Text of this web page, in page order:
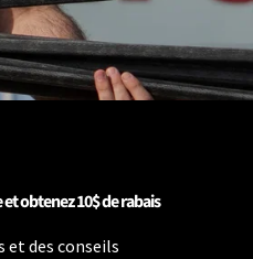
obtenez 10$ de rabais
et des conseils